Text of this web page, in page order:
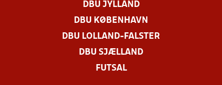
DBU JYLLAND
DBU KØBENHAVN
DBU LOLLAND-FALSTER
DBU SJÆLLAND
FUTSAL